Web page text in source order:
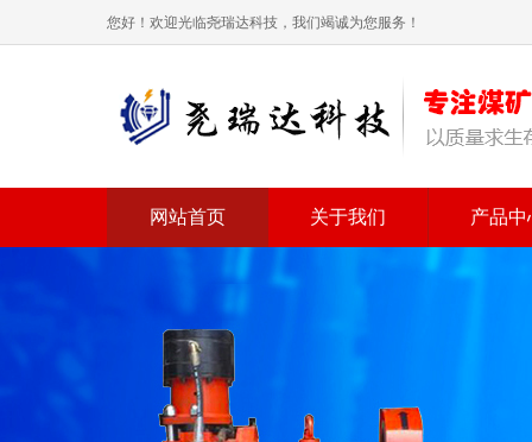
您好！欢迎光临尧瑞达科技，我们竭诚为您服务！
网站首页 关于我们 产品中